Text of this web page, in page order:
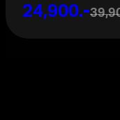
24,900.-